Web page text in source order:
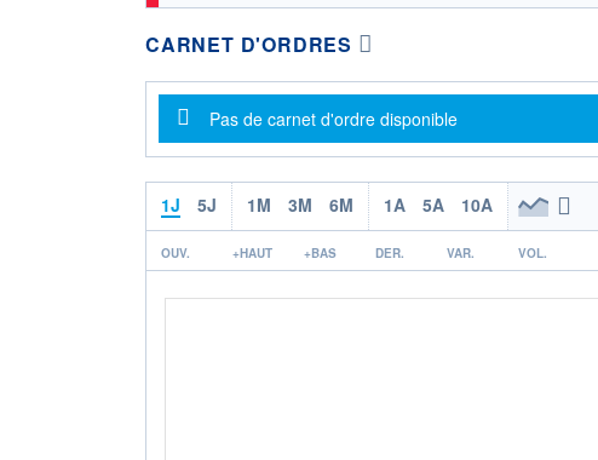
CARNET D'ORDRES
Message d'information
Pas de carnet d'ordre disponible
1J 5J 1M 3M 6M 1A 5A 10A
OUV. +HAUT +BAS DER. VAR. VOL.